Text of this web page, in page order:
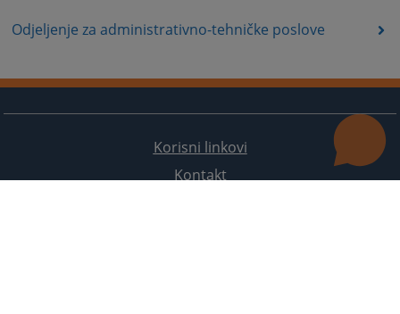
Odjeljenje za administrativno-tehničke poslove
Korisni linkovi
Kontakt